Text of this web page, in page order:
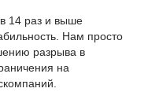
в 14 раз и выше
Нам просто
разрыва в
на